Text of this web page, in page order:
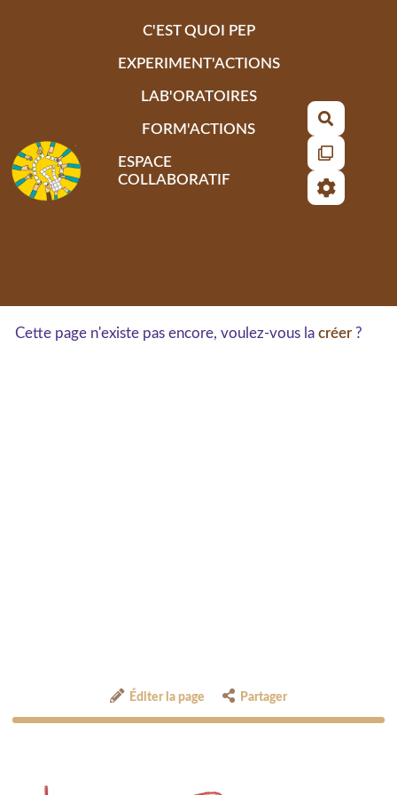
C'EST QUOI PEP
EXPERIMENT'ACTIONS
LAB'ORATOIRES
FORM'ACTIONS
ESPACE
COLLABORATIF
Cette page n'existe pas encore, voulez-vous la créer?
Éditer la page Partager